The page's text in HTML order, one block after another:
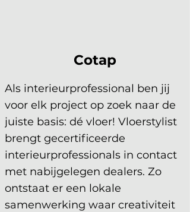
Cotap
Als interieurprofessional ben jij
voor elk project op zoek naar de
juiste basis: dé vloer! Vloerstylist
brengt gecertificeerde
interieurprofessionals in contact
met nabijgelegen dealers. Zo
ontstaat er een lokale
samenwerking waar creativiteit